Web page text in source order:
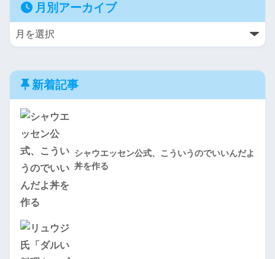
月別アーカイブ
新着記事
シャウエッセン公式、こういうのでいいんだよ
丼を作る